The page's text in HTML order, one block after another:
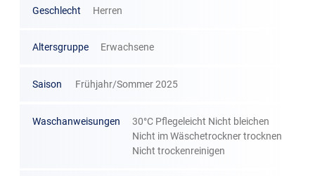
Geschlecht Herren
Altersgruppe Erwachsene
Saison Frühjahr/Sommer 2025
Waschanweisungen
30°C Pflegeleicht Nicht bleichen
Nicht im Wäschetrockner trocknen
Nicht trockenreinigen